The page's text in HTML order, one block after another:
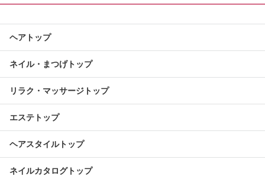
ヘアトップ
ネイル・まつげトップ
リラク・マッサージトップ
エステトップ
ヘアスタイルトップ
ネイルカタログトップ